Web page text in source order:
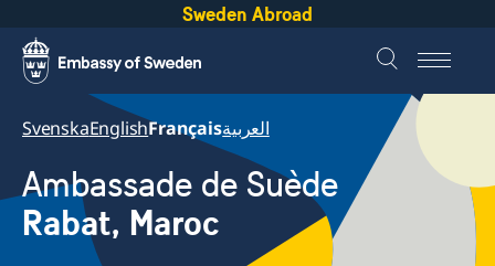
Sweden Abroad
SvenskaEnglishFrançaisالعربية
Ambassade de Suède
Rabat, Maroc